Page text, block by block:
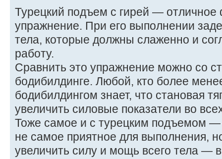
Турецкий подъем с гирей — отличное
упражнение. При его выполнении
тела, которые должны слаженно и
работу.
Сравнить это упражнение можно со
бодибилдинге. Любой, кто более
бодибилдингом знает, что становая
увеличить силовые показатели во
Тоже самое и с турецким подъемом
не самое приятное для выполнения,
увеличить силу и мощь всего тела —